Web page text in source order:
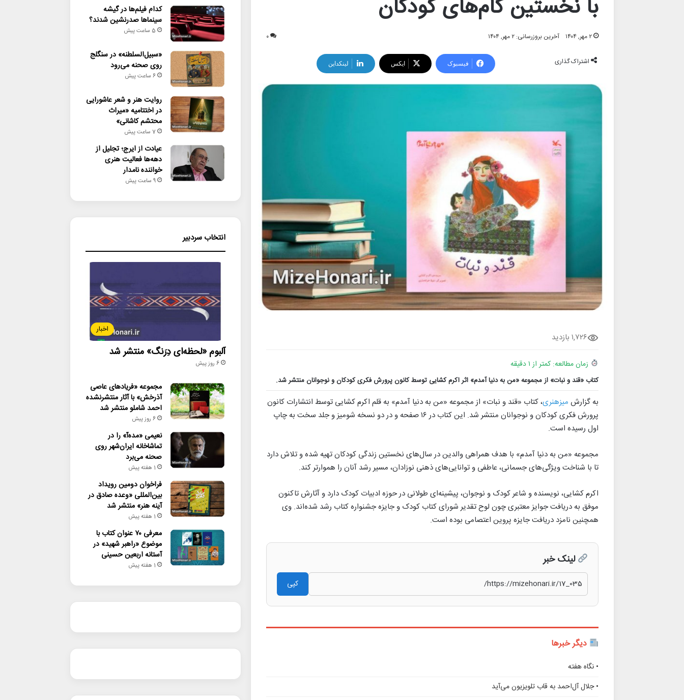
با نخستین گام‌های کودکان
۲ مهر, ۱۴۰۴ آخرین بروزرسانی: ۲ مهر, ۱۴۰۴ ۰
اشتراک گذاری فیسبوک ایکس لینکداین
۱,۷۲۶ بازدید
زمان مطالعه: کمتر از ۱ دقیقه
کتاب «قند و نبات» از مجموعه «من به دنیا آمدم» اثر اکرم کشایی توسط کانون پرورش فکری کودکان و نوجوانان منتشر شد.
به گزارش میزهنری، کتاب «قند و نبات» از مجموعه «من به دنیا آمدم» به قلم اکرم کشایی توسط انتشارات کانون
پرورش فکری کودکان و نوجوانان منتشر شد. این کتاب در ۱۶ صفحه و در دو نسخه شومیز و جلد سخت به چاپ
اول رسیده است.
مجموعه «من به دنیا آمدم» با هدف همراهی والدین در سال‌های نخستین زندگی کودکان تهیه شده و تلاش دارد
تا با شناخت ویژگی‌های جسمانی، عاطفی و توانایی‌های ذهنی نوزادان، مسیر رشد آنان را هموارتر کند.
اکرم کشایی، نویسنده و شاعر کودک و نوجوان، پیشینه‌ای طولانی در حوزه ادبیات کودک دارد و آثارش تاکنون
موفق به دریافت جوایز معتبری چون لوح تقدیر شورای کتاب کودک و جایزه جشنواره کتاب رشد شده‌اند. وی
همچنین نامزد دریافت جایزه پروین اعتصامی بوده است.
لینک خبر
کپی
دیگر خبرها
• نگاه هفته
• جلال آل‌احمد به قاب تلویزیون می‌آید
کدام فیلم‌ها در گیشه
سینماها صدرنشین شدند؟
5 ساعت پیش
«سبیل‌السلطنه» در سنگلج
روی صحنه می‌رود
6 ساعت پیش
روایت هنر و شعر عاشورایی
در اختتامیه «میراث
محتشم کاشانی»
7 ساعت پیش
عیادت از ایرج؛ تجلیل از
دهه‌ها فعالیت هنری
خواننده نامدار
9 ساعت پیش
انتخاب سردبیر
اخبار
آلبوم «لحظه‌ای دِرَنگ» منتشر شد
6 روز پیش
مجموعه «فریادهای عاصی
آذرخش» با آثار منتشرنشده
احمد شاملو منتشر شد
6 روز پیش
نعیمی «مده‌آ» را در
تماشاخانه ایران‌شهر روی
صحنه می‌برد
1 هفته پیش
فراخوان دومین رویداد
بین‌المللی «وعده صادق در
آینه هنر» منتشر شد
1 هفته پیش
معرفی ۷۰ عنوان کتاب با
موضوع «راهبر شهید» در
آستانه اربعین حسینی
1 هفته پیش